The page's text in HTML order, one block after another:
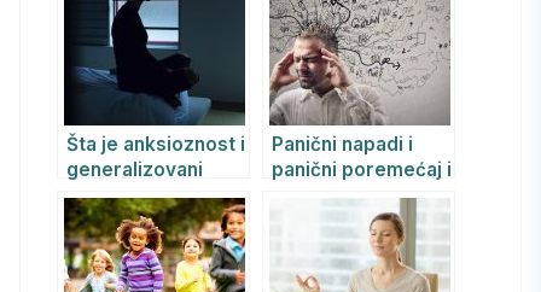
Šta je anksioznost i
generalizovani
anksiozni
poremećaj
Panični napadi i
panični poremećaj i
kako se uspešno